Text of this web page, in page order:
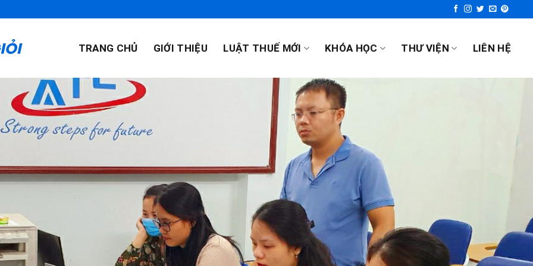
TRANG CHỦ GIỚI THIỆU LUẬT THUẾ MỚI KHÓA HỌC THƯ VIỆN LIÊN HỆ